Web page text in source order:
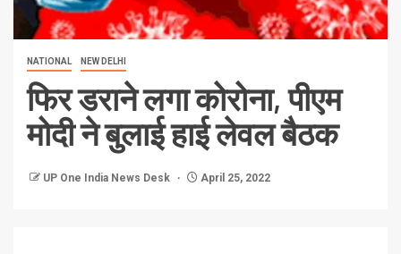
NATIONAL NEW DELHI
फिर डराने लगा कोरोना, पीएम
मोदी ने बुलाई हाई लेवल बैठक
UP One India News Desk April 25, 2022